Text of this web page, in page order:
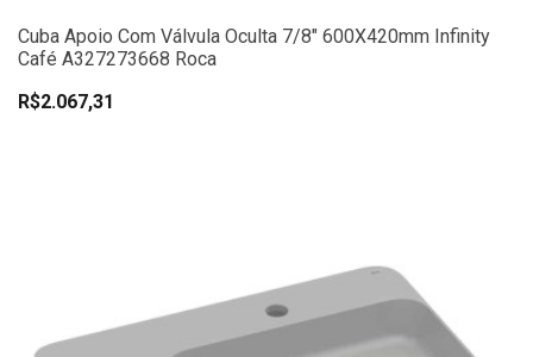
Cuba Apoio Com Válvula Oculta 7/8" 600X420mm Infinity
Café A327273668 Roca
R$2.067,31